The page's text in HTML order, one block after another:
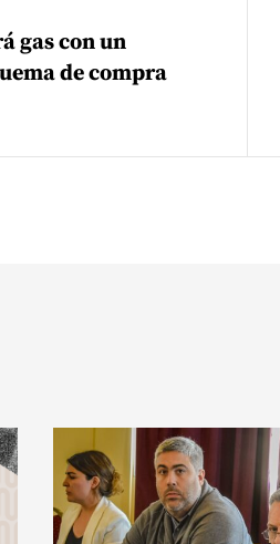
gas con un
de compra